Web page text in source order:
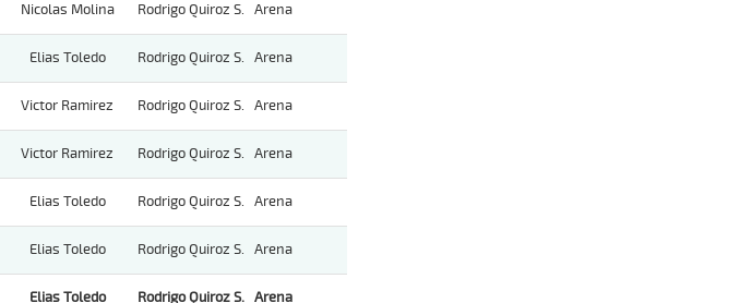
Nicolas Molina Rodrigo Quiroz S. Arena
Elias Toledo Rodrigo Quiroz S. Arena
Victor Ramirez Rodrigo Quiroz S. Arena
Victor Ramirez Rodrigo Quiroz S. Arena
Elias Toledo Rodrigo Quiroz S. Arena
Elias Toledo Rodrigo Quiroz S. Arena
Elias Toledo Rodrigo Quiroz S. Arena